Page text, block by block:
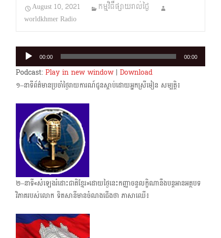
August 10, 2021
កម្មវិធីផ្សាយរាល់ថ្ងៃ
worldkhmer Radio
Audio
Player
00:00 00:00
Podcast: Play in new window| Download
១–នាទីព័ត៌មានប្រចាំថ្ងៃរាយការណ៍ជូនស្តាប់ដោយអ្នកស្រីមៀន សម្បត្តិ៖
២–នាទី«សំឡេងរំដោះជាតិខ្មែរ»ដោយថ្ងៃនេះកញ្ញាចន្ទលក្ខិណានឹងបន្តអានអត្ថបទ
វិភាគរបស់លោក ទិតសានីមានចំណងជើងថា ភាសាឈើ៖